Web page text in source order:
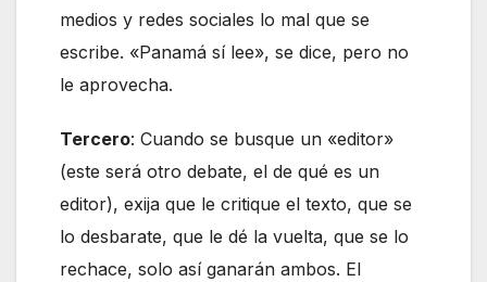
medios y redes sociales lo mal que se
escribe. «Panamá sí lee», se dice, pero no
le aprovecha.
Tercero: Cuando se busque un «editor»
(este será otro debate, el de qué es un
editor), exija que le critique el texto, que se
lo desbarate, que le dé la vuelta, que se lo
rechace, solo así ganarán ambos. El